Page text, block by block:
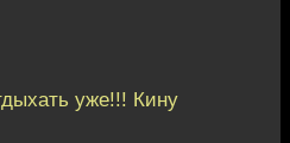
уже!!! Кину